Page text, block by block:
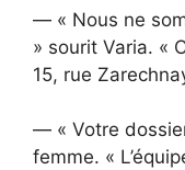
— « Nous ne
» sourit Varia. «
15, rue
— « Votre
femme. «